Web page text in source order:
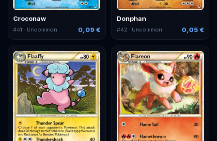
Croconaw
#41 · Uncommon 0,09 €
Donphan
#42 · Uncommon 0,05 €